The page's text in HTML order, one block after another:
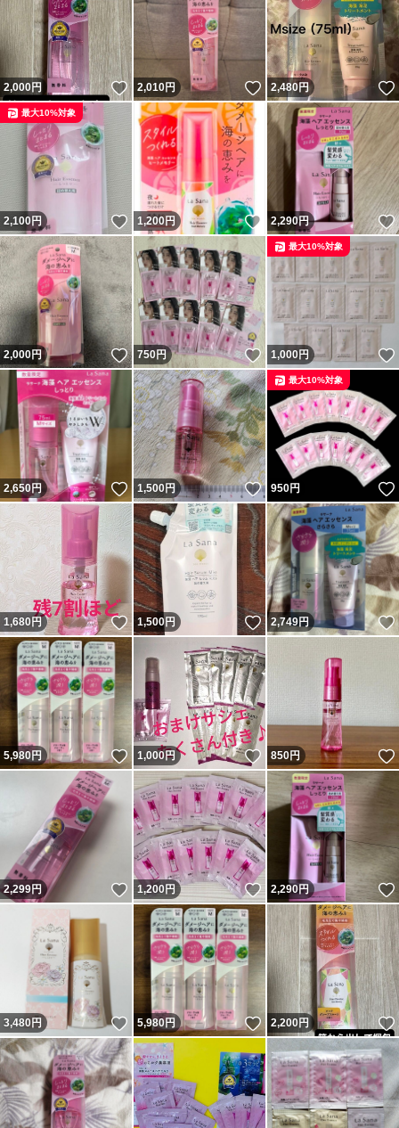
2,000円 いいね！
2,010円 いいね！
2,480円
2,100円 いいね！
最大10%対象
1,200円 いいね！
2,290円
2,000円 いいね！
750円 いいね！
1,000円
最大10%対象
2,650円 いいね！
1,500円 いいね！
950円
最大10%対象
1,680円 いいね！
1,500円 いいね！
2,749円
5,980円 いいね！
1,000円 いいね！
850円
2,299円 いいね！
1,200 円 いいね！
2,290円
3,480円 いいね！
5,980円 いいね！
2,200円